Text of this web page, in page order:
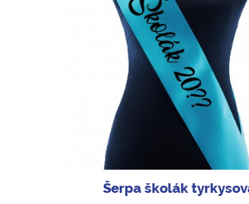
Šerpa školák